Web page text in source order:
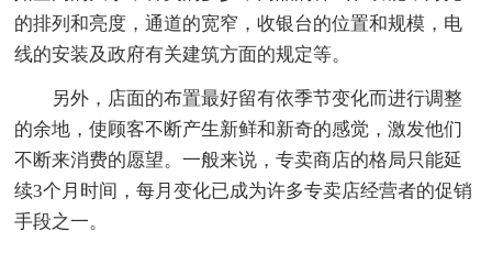
的排列和亮度，通道的宽窄，收银台的位置和规模，电
线的安装及政府有关建筑方面的规定等。
另外，店面的布置最好留有依季节变化而进行调整
的余地，使顾客不断产生新鲜和新奇的感觉，激发他们
不断来消费的愿望。一般来说，专卖商店的格局只能延
续3个月时间，每月变化已成为许多专卖店经营者的促销
手段之一。